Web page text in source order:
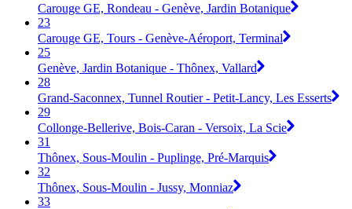
Carouge GE, Rondeau - Genève, Jardin Botanique
23
Carouge GE, Tours - Genève-Aéroport, Terminal
25
Genève, Jardin Botanique - Thônex, Vallard
28
Grand-Saconnex, Tunnel Routier - Petit-Lancy, Les Esserts
29
Collonge-Bellerive, Bois-Caran - Versoix, La Scie
31
Thônex, Sous-Moulin - Puplinge, Pré-Marquis
32
Thônex, Sous-Moulin - Jussy, Monniaz
33